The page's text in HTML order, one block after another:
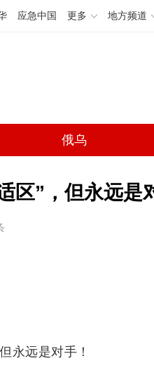
应急中国 更多 地方频道
俄乌
区”，但永远是
永远是对手！